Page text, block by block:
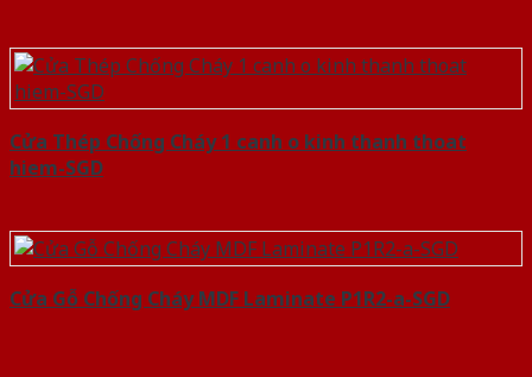
Cửa Thép Chống Cháy 1 canh o kinh thanh thoat
hiem-SGD
Cửa Gỗ Chống Cháy MDF Laminate P1R2-a-SGD